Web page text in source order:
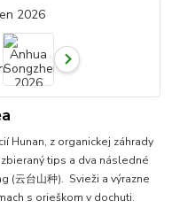
Hunan, z organickej záhrady
tips a dva následné
(云台山种). Svieži a výrazne
s orieškom v dochuti.